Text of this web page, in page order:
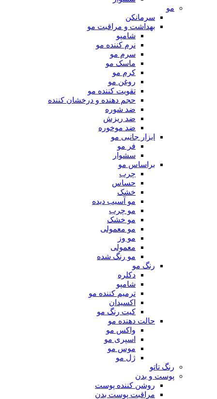
مو
سرمانکن
بهداشت و مراقبت مو
شامپو
نرم کننده مو
سرم مو
ماسک مو
کرم مو
روغن مو
تقویت کننده مو
حجم دهنده و درخشان کننده
ضد شوره
ضد ریزش
ضد موخوره
ابزار جانبی مو
فر مو
سشوار
براساس مو
چرب
حساس
خشک
مو آسیب دیده
مو چرب
مو خشک
مو معمولی
مو وز
معمولی
مو رنگ شده
رنگ مو
دکلره
شامپو
ترمیم کننده مو
اکسیدان
کیت رنگ مو
حالت دهنده مو
واکس مو
اسپری مو
موس مو
ژل مو
رنگ تاتو
پوست و بدن
روشن کننده پوست
مراقبت پوست بدن